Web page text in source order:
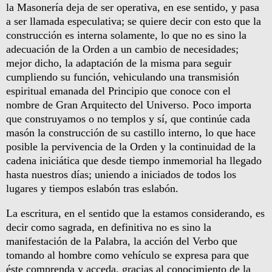
la Masonería deja de ser operativa, en ese sentido, y pasa
a ser llamada especulativa; se quiere decir con esto que la
construcción es interna solamente, lo que no es sino la
adecuación de la Orden a un cambio de necesidades;
mejor dicho, la adaptación de la misma para seguir
cumpliendo su función, vehiculando una transmisión
espiritual emanada del Principio que conoce con el
nombre de Gran Arquitecto del Universo. Poco importa
que construyamos o no templos y sí, que continúe cada
masón la construcción de su castillo interno, lo que hace
posible la pervivencia de la Orden y la continuidad de la
cadena iniciática que desde tiempo inmemorial ha llegado
hasta nuestros días; uniendo a iniciados de todos los
lugares y tiempos eslabón tras eslabón.
La escritura, en el sentido que la estamos considerando, es
decir como sagrada, en definitiva no es sino la
manifestación de la Palabra, la acción del Verbo que
tomando al hombre como vehículo se expresa para que
éste comprenda y acceda, gracias al conocimiento de la